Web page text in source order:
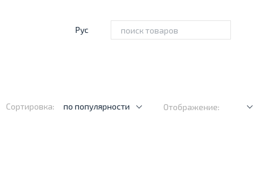
Рус
Сортировка: по популярности Отображение: